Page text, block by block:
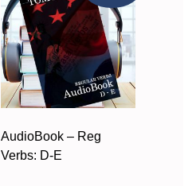
AudioBook – Reg
Verbs: D-E